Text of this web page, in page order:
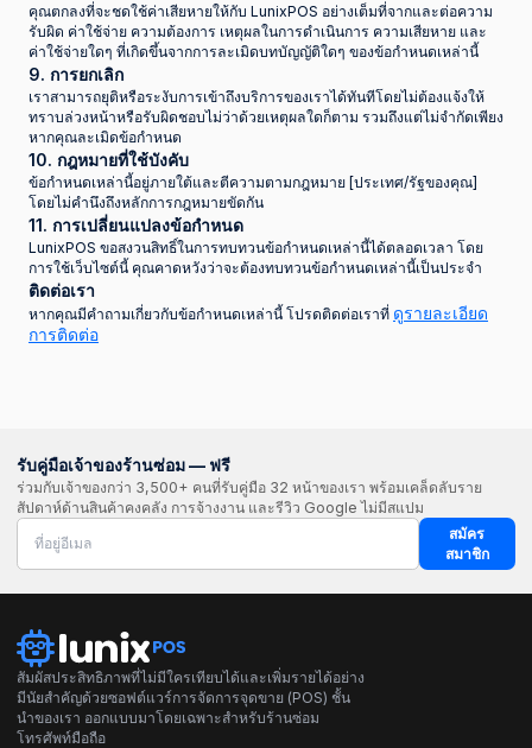
คุณตกลงที่จะชดใช้ค่าเสียหายให้กับ LunixPOS อย่างเต็มที่จากและต่อความ
รับผิด ค่าใช้จ่าย ความต้องการ เหตุผลในการดำเนินการ ความเสียหาย และ
ค่าใช้จ่ายใดๆ ที่เกิดขึ้นจากการละเมิดบทบัญญัติใดๆ ของข้อกำหนดเหล่านี้
9. การยกเลิก
เราสามารถยุติหรือระงับการเข้าถึงบริการของเราได้ทันทีโดยไม่ต้องแจ้งให้
ทราบล่วงหน้าหรือรับผิดชอบไม่ว่าด้วยเหตุผลใดก็ตาม รวมถึงแต่ไม่จำกัดเพียง
หากคุณละเมิดข้อกำหนด
10. กฎหมายที่ใช้บังคับ
ข้อกำหนดเหล่านี้อยู่ภายใต้และตีความตามกฎหมาย [ประเทศ/รัฐของคุณ]
โดยไม่คำนึงถึงหลักการกฎหมายขัดกัน
11. การเปลี่ยนแปลงข้อกำหนด
LunixPOS ขอสงวนสิทธิ์ในการทบทวนข้อกำหนดเหล่านี้ได้ตลอดเวลา โดย
การใช้เว็บไซต์นี้ คุณคาดหวังว่าจะต้องทบทวนข้อกำหนดเหล่านี้เป็นประจำ
ติดต่อเรา
หากคุณมีคำถามเกี่ยวกับข้อกำหนดเหล่านี้ โปรดติดต่อเราที่ ดูรายละเอียด
การติดต่อ
รับคู่มือเจ้าของร้านซ่อม — ฟรี
ร่วมกับเจ้าของกว่า 3,500+ คนที่รับคู่มือ 32 หน้าของเรา พร้อมเคล็ดลับราย
สัปดาห์ด้านสินค้าคงคลัง การจ้างงาน และรีวิว Google ไม่มีสแปม
สมัคร
สมาชิก
สัมผัสประสิทธิภาพที่ไม่มีใครเทียบได้และเพิ่มรายได้อย่าง
มีนัยสำคัญด้วยซอฟต์แวร์การจัดการจุดขาย (POS) ชั้น
นำของเรา ออกแบบมาโดยเฉพาะสำหรับร้านซ่อม
โทรศัพท์มือถือ